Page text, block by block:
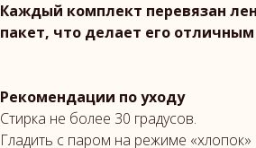
Каждый комплект перевязан
пакет, что делает его
Рекомендации по уходу
Стирка не более 30 градусов.
Гладить с паром на режиме «хлопок»